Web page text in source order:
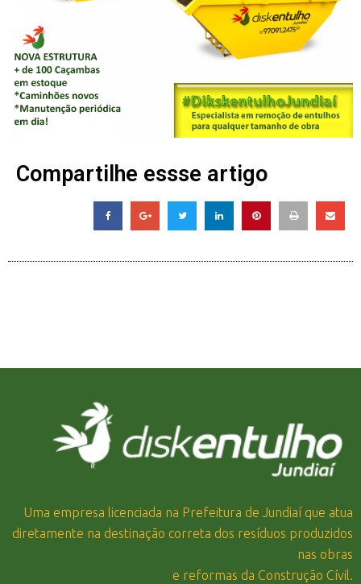
Compartilhe essse artigo
Uma empresa licenciada na Prefeitura de Jundiaí que atua
diretamente na destinação correta dos resíduos produzidos
nas obras
e reformas da Construção Cívil.